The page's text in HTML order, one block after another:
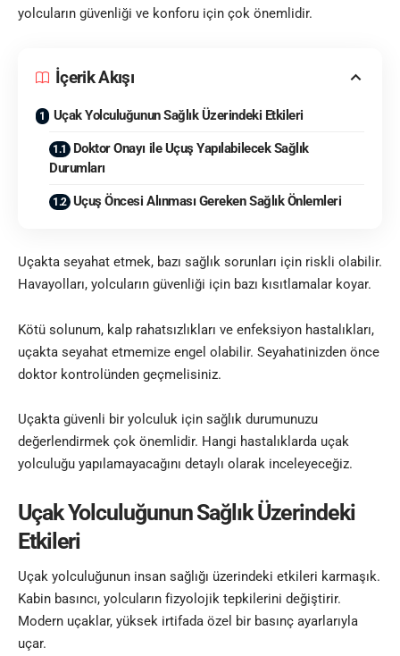
yolcuların güvenliği ve konforu için çok önemlidir.
İçerik Akışı
Uçak Yolculuğunun Sağlık Üzerindeki Etkileri
Doktor Onayı ile Uçuş Yapılabilecek Sağlık
Durumları
Uçuş Öncesi Alınması Gereken Sağlık Önlemleri
Uçakta seyahat etmek, bazı sağlık sorunları için riskli olabilir.
Havayolları, yolcuların güvenliği için bazı kısıtlamalar koyar.
Kötü solunum, kalp rahatsızlıkları ve enfeksiyon hastalıkları,
uçakta seyahat etmemize engel olabilir. Seyahatinizden önce
doktor kontrolünden geçmelisiniz.
Uçakta güvenli bir yolculuk için sağlık durumunuzu
değerlendirmek çok önemlidir. Hangi hastalıklarda uçak
yolculuğu yapılamayacağını detaylı olarak inceleyeceğiz.
Uçak Yolculuğunun Sağlık Üzerindeki
Etkileri
Uçak yolculuğunun insan sağlığı üzerindeki etkileri karmaşık.
Kabin basıncı, yolcuların fizyolojik tepkilerini değiştirir.
Modern uçaklar, yüksek irtifada özel bir basınç ayarlarıyla
uçar.